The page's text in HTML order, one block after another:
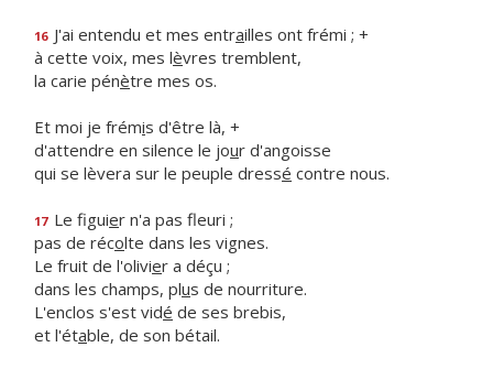
16 J'ai entendu et mes entrailles ont frémi ; +
à cette voix, mes lèvres tremblent,
la carie pénètre mes os.
Et moi je frémis d'être là, +
d'attendre en silence le jour d'angoisse
qui se lèvera sur le peuple dressé contre nous.
17 Le figuier n'a pas fleuri ;
pas de récolte dans les vignes.
Le fruit de l'olivier a déçu ;
dans les champs, plus de nourriture.
L'enclos s'est vidé de ses brebis,
et l'étable, de son bétail.